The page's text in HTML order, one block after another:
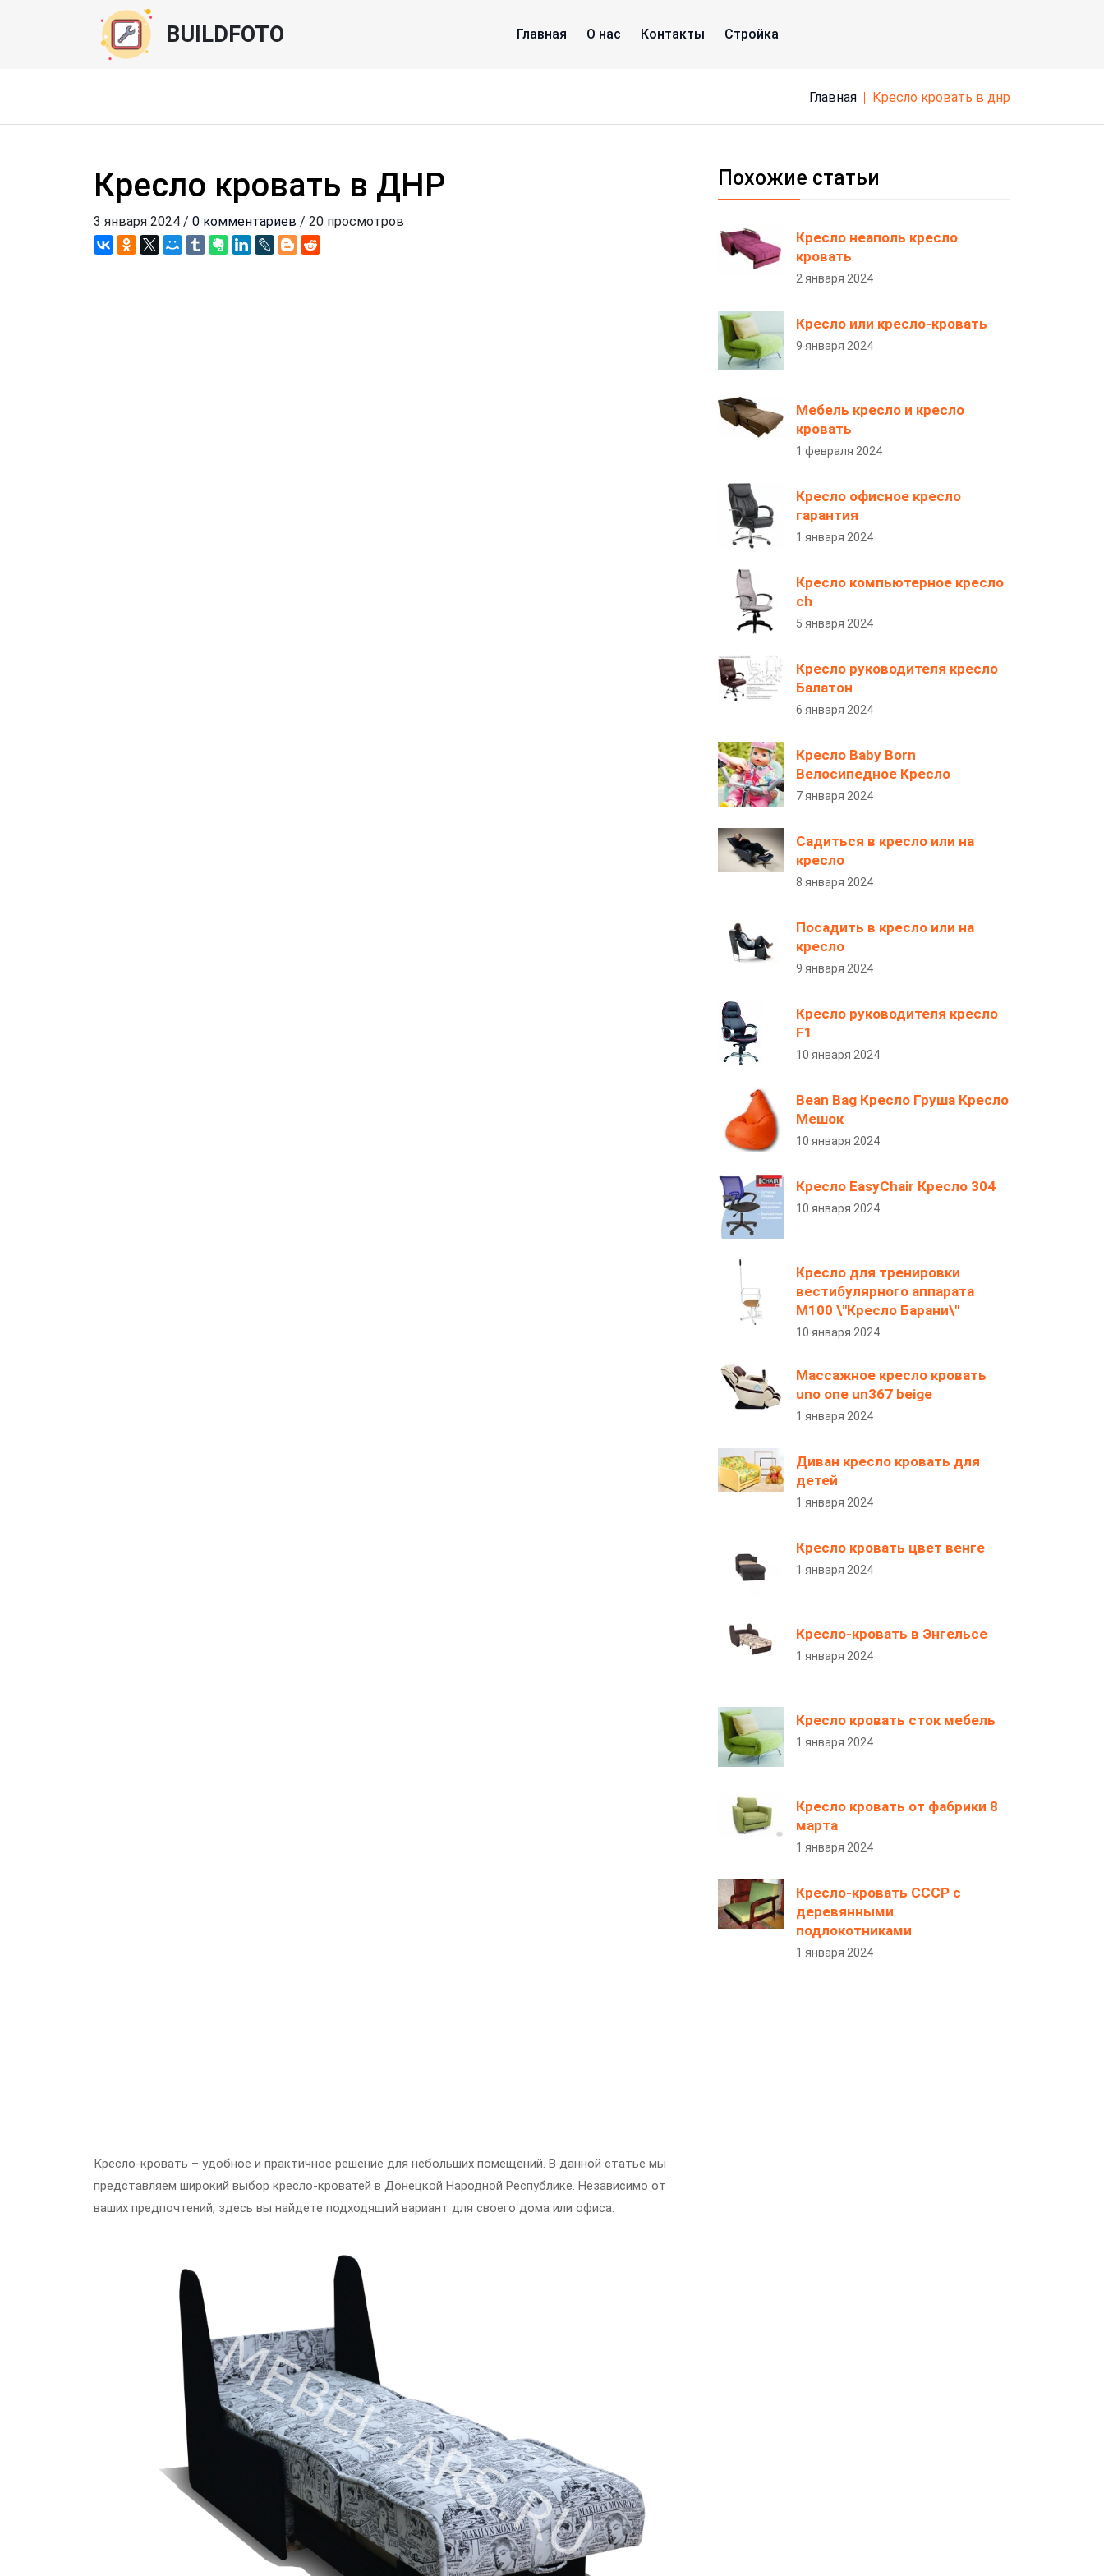
BUILDFOTO Главная О нас Контакты Стройка
Главная кресло кровать в днр
Кресло кровать в ДНР
3 января 2024 / 0 комментариев / 20 просмотров
Кресло-кровать – удобное и практичное решение для небольших помещений. В данной статье мы
представляем широкий выбор кресло-кроватей в Донецкой Народной Республике. Независимо от
ваших предпочтений, здесь вы найдете подходящий вариант для своего дома или офиса.
Похожие статьи
Кресло неаполь кресло
кровать
2 января 2024
Кресло или кресло-кровать
9 января 2024
Мебель кресло и кресло
кровать
1 февраля 2024
Кресло офисное кресло
гарантия
1 января 2024
Кресло компьютерное кресло
сh
5 января 2024
Кресло руководителя кресло
Балатон
6 января 2024
Кресло Baby Born
Велосипедное Кресло
7 января 2024
Садиться в кресло или на
кресло
8 января 2024
Посадить в кресло или на
кресло
9 января 2024
Кресло руководителя кресло
F1
10 января 2024
Bean Bag Кресло Груша Кресло
Мешок
10 января 2024
Кресло EasyChair Кресло 304
10 января 2024
Кресло для тренировки
вестибулярного аппарата
M100 \"Кресло Барани\"
10 января 2024
Массажное кресло кровать
uno one un367 beige
1 января 2024
Диван кресло кровать для
детей
1 января 2024
Кресло кровать цвет венге
1 января 2024
Кресло-кровать в Энгельсе
1 января 2024
Кресло кровать сток мебель
1 января 2024
Кресло кровать от фабрики 8
марта
1 января 2024
Кресло-кровать СССР с
деревянными
подлокотниками
1 января 2024